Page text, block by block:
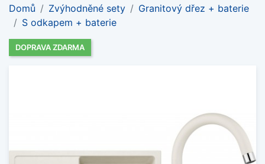
Domů Zvýhodněné sety
Granitový dřez + baterie
S odkapem + baterie
DOPRAVA ZDARMA